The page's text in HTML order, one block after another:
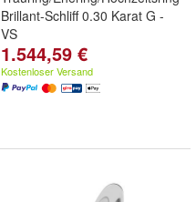
Brillant-Schliff 0.30 Karat G -
VS
1.544,59 €
Kostenloser Versand